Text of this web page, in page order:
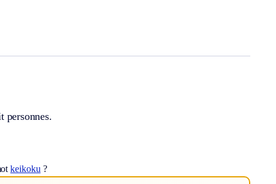
personnes.
keikoku ?